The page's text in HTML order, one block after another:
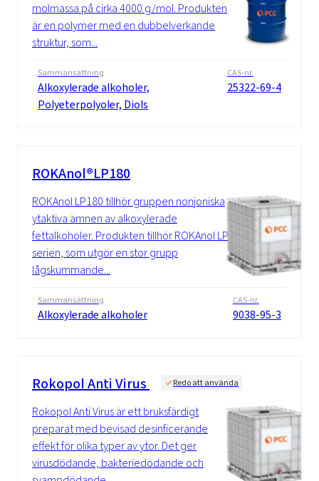
molmassa på cirka 4000 g/mol. Produkten
är en polymer med en dubbelverkande
struktur, som...
Sammansättning
Alkoxylerade alkoholer,
Polyeterpolyoler, Diols
CAS-nr.
25322-69-4
ROKAnol®LP180
ROKAnol LP180 tillhör gruppen nonjoniska
ytaktiva ämnen av alkoxylerade
fettalkoholer. Produkten tillhör ROKAnol LP-
serien, som utgör en stor grupp
lågskummande...
Sammansättning
Alkoxylerade alkoholer
CAS-nr.
9038-95-3
Rokopol Anti Virus Redo att använda
Rokopol Anti Virus är ett bruksfärdigt
preparat med bevisad desinficerande
effekt för olika typer av ytor. Det ger
virusdödande, bakteriedödande och